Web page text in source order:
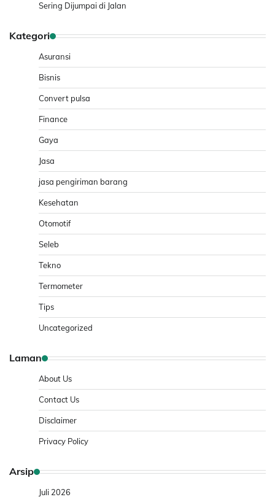
Sering Dijumpai di Jalan
Kategori
Asuransi
Bisnis
Convert pulsa
Finance
Gaya
Jasa
jasa pengiriman barang
Kesehatan
Otomotif
Seleb
Tekno
Termometer
Tips
Uncategorized
Laman
About Us
Contact Us
Disclaimer
Privacy Policy
Arsip
Juli 2026